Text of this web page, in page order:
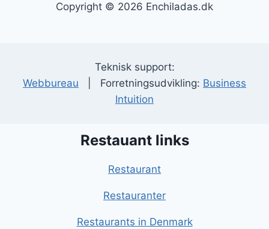
Copyright © 2026 Enchiladas.dk
Teknisk support:
Webbureau | Forretningsudvikling: Business
Intuition
Restauant links
Restaurant
Restauranter
Restaurants in Denmark